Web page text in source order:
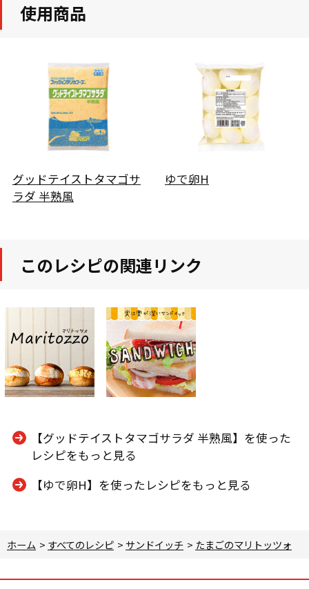
使用商品
グッドテイストタマゴサ
ラダ 半熟風
ゆで卵H
このレシピの関連リンク
【グッドテイストタマゴサラダ 半熟風】を使った
レシピをもっと見る
【ゆで卵H】を使ったレシピをもっと見る
ホーム > すべてのレシピ > サンドイッチ > たまごのマリトッツォ